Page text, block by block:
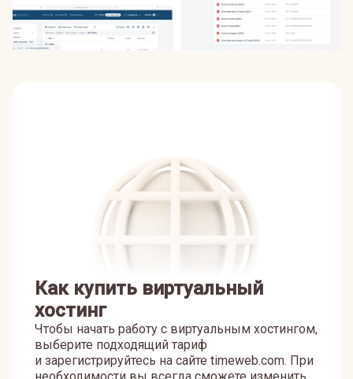
Как купить виртуальный
хостинг
Чтобы начать работу с виртуальным хостингом,
выберите подходящий тариф
и зарегистрируйтесь на сайте timeweb.com. При